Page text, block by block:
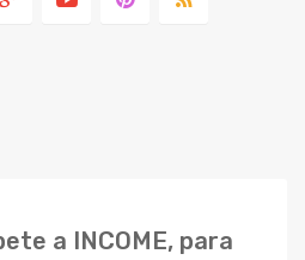
a INCOME, para